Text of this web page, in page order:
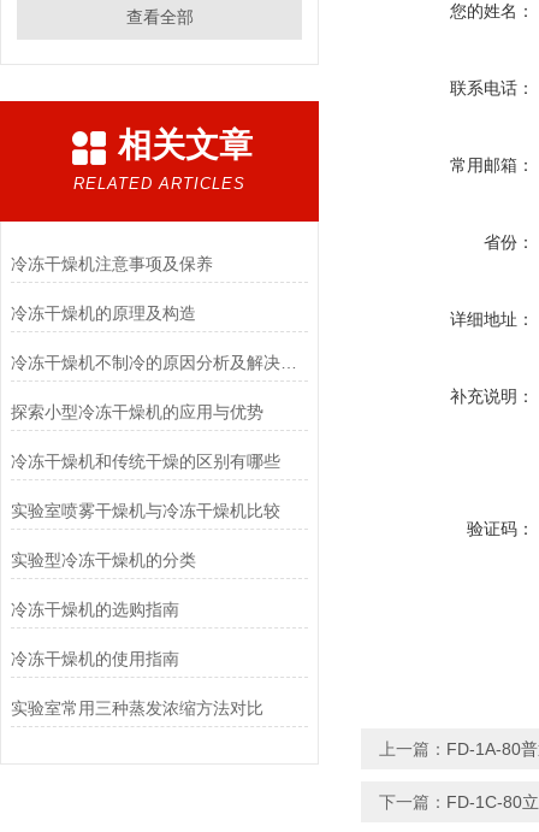
查看全部
相关文章
RELATED ARTICLES
冷冻干燥机注意事项及保养
冷冻干燥机的原理及构造
冷冻干燥机不制冷的原因分析及解决方法
探索小型冷冻干燥机的应用与优势
冷冻干燥机和传统干燥的区别有哪些
实验室喷雾干燥机与冷冻干燥机比较
实验型冷冻干燥机的分类
冷冻干燥机的选购指南
冷冻干燥机的使用指南
实验室常用三种蒸发浓缩方法对比
您的姓名：
联系电话：
常用邮箱：
省份：
详细地址：
补充说明：
验证码：
上一篇： FD-1A-80
下一篇： FD-1C-80